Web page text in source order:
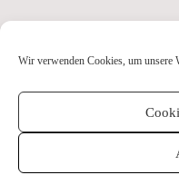
Wir verwenden Cookies, um unsere
Kontakt Impressum